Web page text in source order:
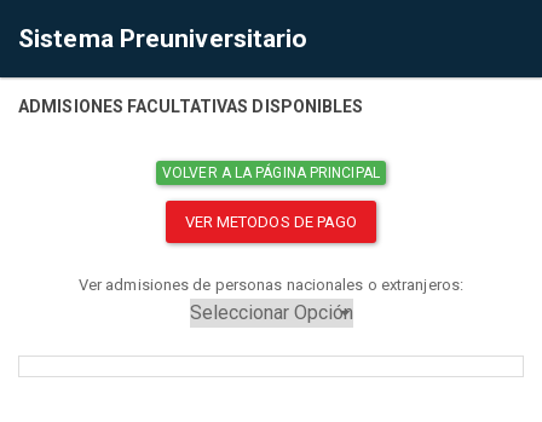
Sistema Preuniversitario
ADMISIONES FACULTATIVAS DISPONIBLES
VOLVER A LA PÁGINA PRINCIPAL
VER METODOS DE PAGO
Ver admisiones de personas nacionales o extranjeros: